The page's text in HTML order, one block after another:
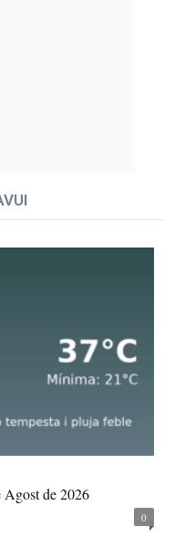
Agost de 2026
0